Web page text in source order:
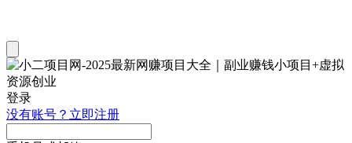
登录
没有账号？立即注册